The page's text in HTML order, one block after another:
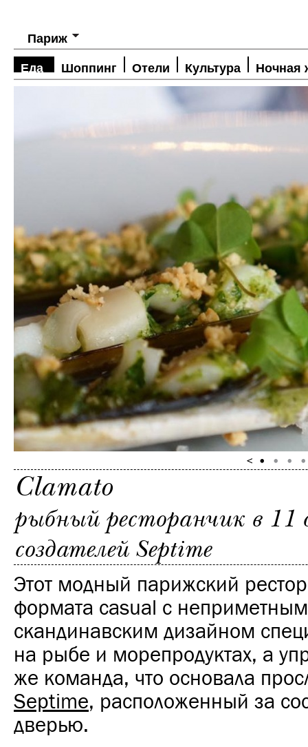
Париж
Еда Шоппинг Отели Культура Ночная
Clamato
рыбный ресторанчик в
создателей Septime
Этот модный парижский
формата casual с неприметным
скандинавским дизайном
на рыбе и морепродуктах, а
же команда, что основала
Septime, расположенный за
дверью.